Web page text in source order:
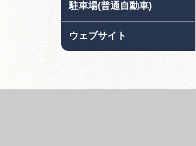
駐車場(普通自動車)
ウェブサイト